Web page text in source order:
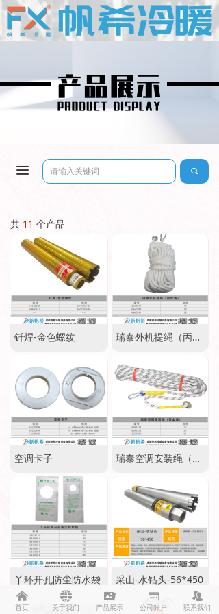
끀 끠
共 11 个产品
钎焊-金色螺纹 瑞泰外机提绳（丙纶绳）
空调卡子 瑞泰空调安装绳（登山绳）
丫环开孔防尘防水袋 采山-水钻头-56*450
낀
首页
뀁
关于我们
끡
产品展示
녃
公司账户
뀡
联系我们